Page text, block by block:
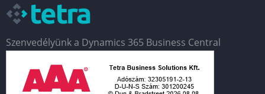
Szenvedélyünk a Dynamics 365 Business Central